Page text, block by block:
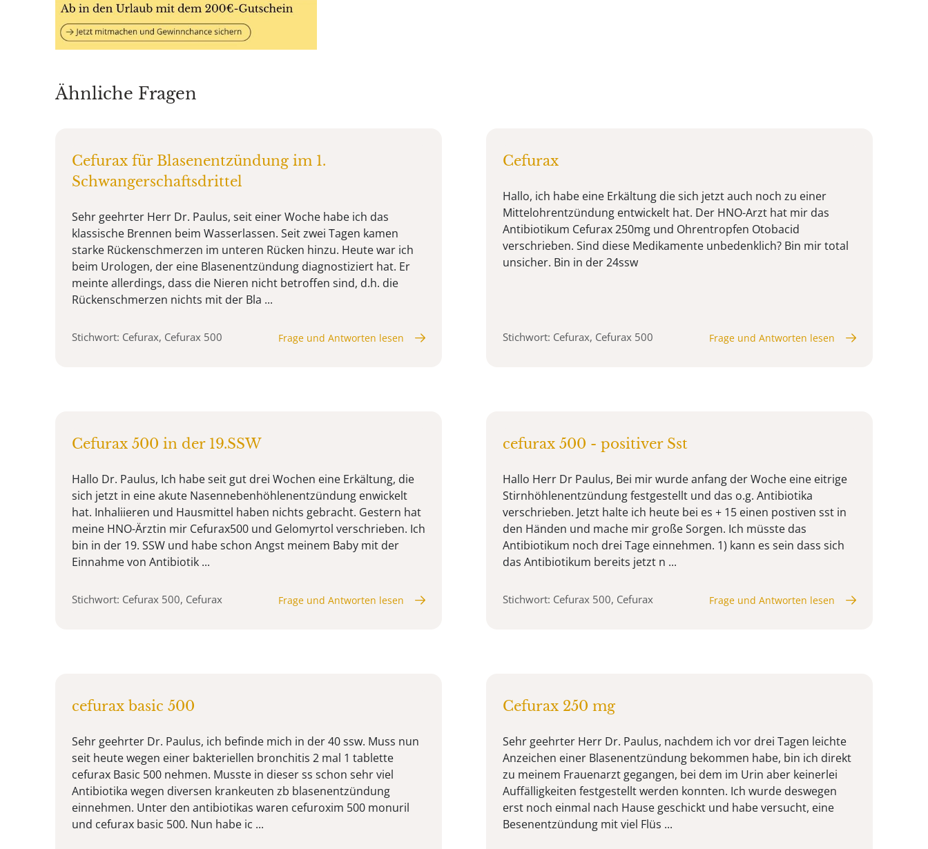
Ähnliche Fragen
Cefurax für Blasenentzündung im 1.
Schwangerschaftsdrittel
Sehr geehrter Herr Dr. Paulus, seit einer Woche habe ich das
klassische Brennen beim Wasserlassen. Seit zwei Tagen kamen
starke Rückenschmerzen im unteren Rücken hinzu. Heute war ich
beim Urologen, der eine Blasenentzündung diagnostiziert hat. Er
meinte allerdings, dass die Nieren nicht betroffen sind, d.h. die
Rückenschmerzen nichts mit der Bla ...
Stichwort: Cefurax, Cefurax 500 Frage und Antworten lesen
Cefurax
Hallo, ich habe eine Erkältung die sich jetzt auch noch zu einer
Mittelohrentzündung entwickelt hat. Der HNO-Arzt hat mir das
Antibiotikum Cefurax 250mg und Ohrentropfen Otobacid
verschrieben. Sind diese Medikamente unbedenklich? Bin mir total
unsicher. Bin in der 24ssw
Stichwort: Cefurax, Cefurax 500 Frage und Antworten lesen
Cefurax 500 in der 19.SSW
Hallo Dr. Paulus, Ich habe seit gut drei Wochen eine Erkältung, die
sich jetzt in eine akute Nasennebenhöhlenentzündung enwickelt
hat. Inhaliieren und Hausmittel haben nichts gebracht. Gestern hat
meine HNO-Ärztin mir Cefurax500 und Gelomyrtol verschrieben. Ich
bin in der 19. SSW und habe schon Angst meinem Baby mit der
Einnahme von Antibiotik ...
Stichwort: Cefurax 500, Cefurax Frage und Antworten lesen
cefurax 500 - positiver Sst
Hallo Herr Dr Paulus, Bei mir wurde anfang der Woche eine eitrige
Stirnhöhlenentzündung festgestellt und das o.g. Antibiotika
verschrieben. Jetzt halte ich heute bei es + 15 einen postiven sst in
den Händen und mache mir große Sorgen. Ich müsste das
Antibiotikum noch drei Tage einnehmen. 1) kann es sein dass sich
das Antibiotikum bereits jetzt n ...
Stichwort: Cefurax 500, Cefurax Frage und Antworten lesen
cefurax basic 500
Sehr geehrter Dr. Paulus, ich befinde mich in der 40 ssw. Muss nun
seit heute wegen einer bakteriellen bronchitis 2 mal 1 tablette
cefurax Basic 500 nehmen. Musste in dieser ss schon sehr viel
Antibiotika wegen diversen krankeuten zb blasenentzündung
einnehmen. Unter den antibiotikas waren cefuroxim 500 monuril
und cefurax basic 500. Nun habe ic ...
Cefurax 250 mg
Sehr geehrter Herr Dr. Paulus, nachdem ich vor drei Tagen leichte
Anzeichen einer Blasenentzündung bekommen habe, bin ich direkt
zu meinem Frauenarzt gegangen, bei dem im Urin aber keinerlei
Auffälligkeiten festgestellt werden konnten. Ich wurde deswegen
erst noch einmal nach Hause geschickt und habe versucht, eine
Besenentzündung mit viel Flüs ...